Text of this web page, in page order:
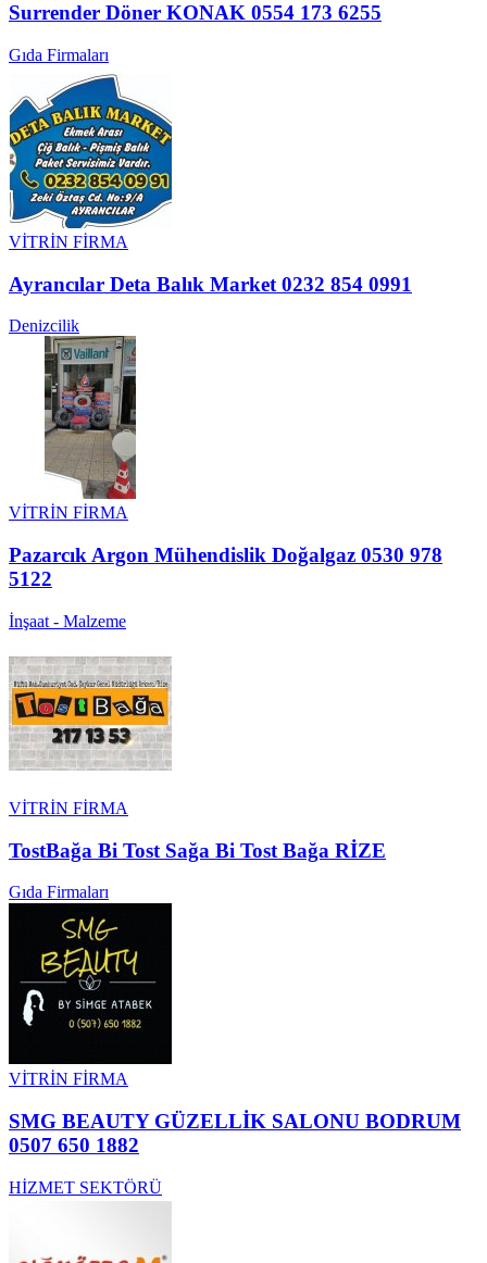
Surrender Döner KONAK 0554 173 6255
Gıda Firmaları
VİTRİN FİRMA
Ayrancılar Deta Balık Market 0232 854 0991
Denizcilik
VİTRİN FİRMA
Pazarcık Argon Mühendislik Doğalgaz 0530 978
5122
İnşaat - Malzeme
VİTRİN FİRMA
TostBağa Bi Tost Sağa Bi Tost Bağa RİZE
Gıda Firmaları
VİTRİN FİRMA
SMG BEAUTY GÜZELLİK SALONU BODRUM
0507 650 1882
HİZMET SEKTÖRÜ